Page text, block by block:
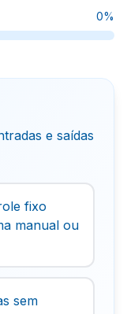
0%
e saídas
fixo
manual ou
sem